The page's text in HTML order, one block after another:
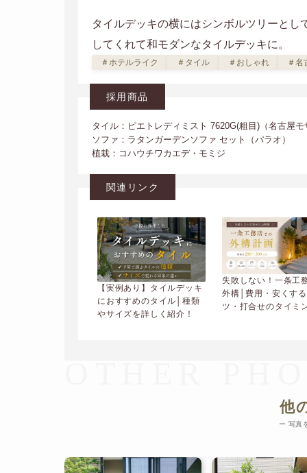
タイルデッキの横にはシンボルツリーと
してくれて和モダンなタイルデッキに。
＃ホテルライク ＃タイル ＃おしゃれ ＃名
採用商品
タイル：ピエトレディミスト 7620G(粗目)（名古屋モ
ソファ：ラタンガーデンソファ セット（パラオ）
植栽：コハウチワカエデ・モミジ
関連リンク
【実例あり】タイルデッキ
におすすめのタイル│種類
やサイズを詳しく紹介！
失敗しない！一条工
外構│費用・安くす
ツ・打合せのタイミ
他
ー 写真